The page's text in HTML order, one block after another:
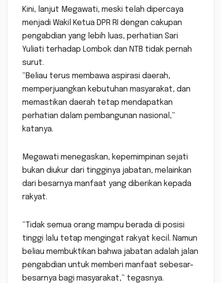
Kini, lanjut Megawati, meski telah dipercaya
menjadi Wakil Ketua DPR RI dengan cakupan
pengabdian yang lebih luas, perhatian Sari
Yuliati terhadap Lombok dan NTB tidak pernah
surut.
“Beliau terus membawa aspirasi daerah,
memperjuangkan kebutuhan masyarakat, dan
memastikan daerah tetap mendapatkan
perhatian dalam pembangunan nasional,”
katanya.
Megawati menegaskan, kepemimpinan sejati
bukan diukur dari tingginya jabatan, melainkan
dari besarnya manfaat yang diberikan kepada
rakyat.
“Tidak semua orang mampu berada di posisi
tinggi lalu tetap mengingat rakyat kecil. Namun
beliau membuktikan bahwa jabatan adalah jalan
pengabdian untuk memberi manfaat sebesar-
besarnya bagi masyarakat,” tegasnya.